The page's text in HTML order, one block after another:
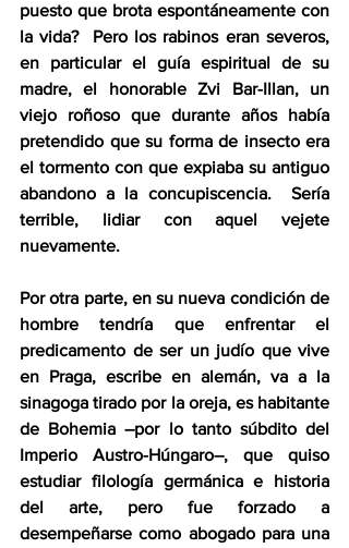
puesto que brota espontáneamente con
la vida?  Pero los rabinos eran severos,
en particular el guía espiritual de su
madre, el honorable Zvi Bar-Illan, un
viejo roñoso que durante años había
pretendido que su forma de insecto era
el tormento con que expiaba su antiguo
abandono a la concupiscencia.  Sería
terrible, lidiar con aquel vejete
nuevamente.
Por otra parte, en su nueva condición de
hombre tendría que enfrentar el
predicamento de ser un judío que vive
en Praga, escribe en alemán, va a la
sinagoga tirado por la oreja, es habitante
de Bohemia –por lo tanto súbdito del
Imperio Austro-Húngaro–, que quiso
estudiar filología germánica e historia
del arte, pero fue forzado a
desempeñarse como abogado para una